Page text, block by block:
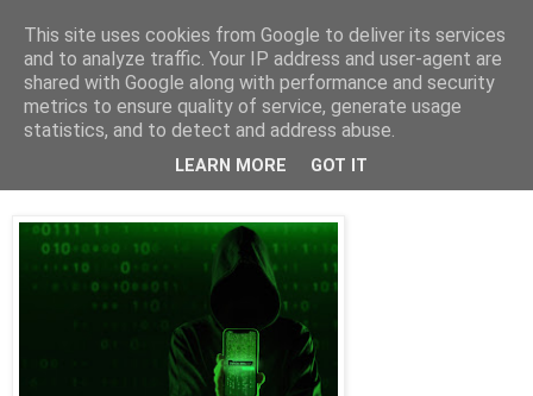
Le nouveau malware Android Antidot
This site uses cookies from Google to deliver its services
and to analyze traffic. Your IP address and user-agent are
shared with Google along with performance and security
metrics to ensure quality of service, generate usage
statistics, and to detect and address abuse.
LEARN MORE GOT IT